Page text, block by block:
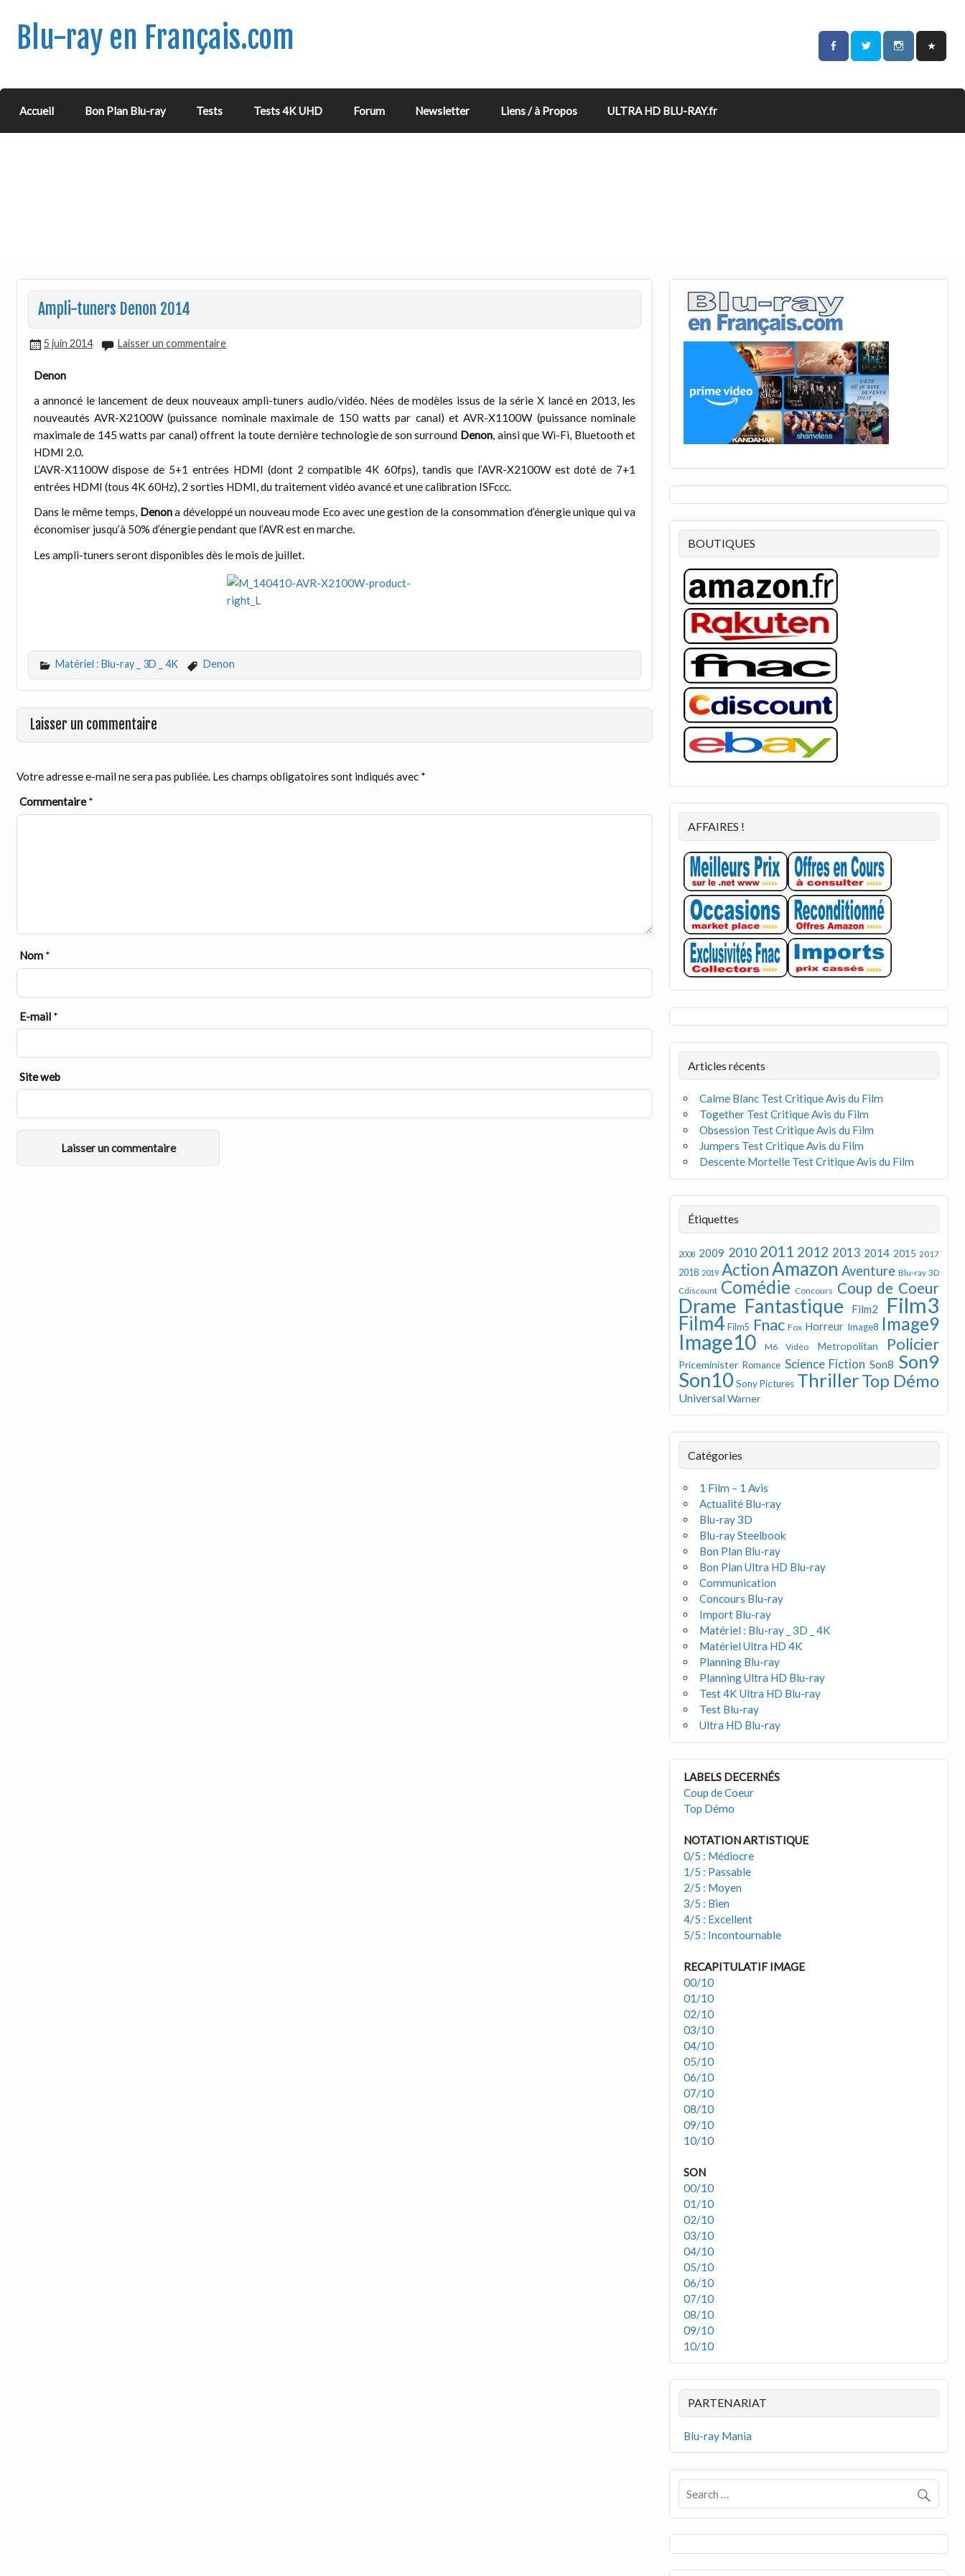
Blu-ray en Français.com
Accueil Bon Plan Blu-ray Tests Tests 4K UHD Forum Newsletter Liens / à Propos ULTRA HD BLU-RAY.fr
Ampli-tuners Denon 2014
5 juin 2014 Laisser un commentaire
Denon
a annoncé le lancement de deux nouveaux ampli-tuners audio/vidéo. Nées de modèles issus de la série X lancé en 2013, les
nouveautés AVR-X2100W (puissance nominale maximale de 150 watts par canal) et AVR-X1100W (puissance nominale
maximale de 145 watts par canal) offrent la toute dernière technologie de son surround Denon, ainsi que Wi-Fi, Bluetooth et
HDMI 2.0.
L’AVR-X1100W dispose de 5+1 entrées HDMI (dont 2 compatible 4K 60fps), tandis que l’AVR-X2100W est doté de 7+1
entrées HDMI (tous 4K 60Hz), 2 sorties HDMI, du traitement vidéo avancé et une calibration ISFccc.
Dans le même temps, Denona développé un nouveau mode Eco avec une gestion de la consommation d’énergie unique qui va
économiser jusqu’à 50% d’énergie pendant que l’AVR est en marche.
Les ampli-tuners seront disponibles dès le mois de juillet.
Matériel : Blu-ray _ 3D _ 4K Denon
Laisser un commentaire
Votre adresse e-mail ne sera pas publiée. Les champs obligatoires sont indiqués avec *
Commentaire*
Nom *
E-mail *
Site web
BOUTIQUES
AFFAIRES !
Articles récents
Calme Blanc Test Critique Avis du Film
Together Test Critique Avis du Film
Obsession Test Critique Avis du Film
Jumpers Test Critique Avis du Film
Descente Mortelle Test Critique Avis du Film
Étiquettes
2008 2009 2010 2011 2012 2013 2014 2015 2017
2018 2019 ActionAmazon Aventure Blu-ray 3D
Cdiscount Comédie Concours Coup de Coeur
Drame Fantastique Film2 Film3
Film4 Film5 Fnac Fox Horreur Image8 Image9
Image10 M6 Vidéo Metropolitan Policier
Priceminister Romance Science Fiction Son8 Son9
Son10 Sony Pictures ThrillerTop Démo
UniversalWarner
Catégories
1 Film – 1 Avis
Actualité Blu-ray
Blu-ray 3D
Blu-ray Steelbook
Bon Plan Blu-ray
Bon Plan Ultra HD Blu-ray
Communication
Concours Blu-ray
Import Blu-ray
Matériel : Blu-ray _ 3D _ 4K
Matériel Ultra HD 4K
Planning Blu-ray
Planning Ultra HD Blu-ray
Test 4K Ultra HD Blu-ray
Test Blu-ray
Ultra HD Blu-ray
LABELS DECERNÉS
Coup de Coeur
Top Démo
NOTATION ARTISTIQUE
0/5 : Médiocre
1/5 : Passable
2/5 : Moyen
3/5 : Bien
4/5 : Excellent
5/5 : Incontournable
RECAPITULATIF IMAGE
00/10
01/10
02/10
03/10
04/10
05/10
06/10
07/10
08/10
09/10
10/10
SON
00/10
01/10
02/10
03/10
04/10
05/10
06/10
07/10
08/10
09/10
10/10
PARTENARIAT
Blu-ray Mania